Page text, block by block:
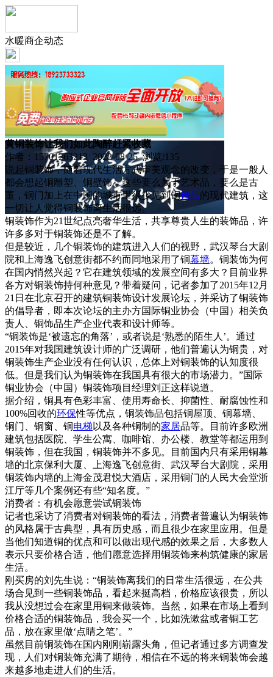
水暖商企动态
黄铜装饰让我们如此陶醉赶紧收藏
作者：15701263213 2022-08-25 浏览:135
说起铜装饰，随着现代生活方式审美观念的改变，于是一般人
都会想起铜雕塑、铜壁饰，这些要么属于艺术品，要么是古
董，铜门加上在中国的城市里很少见到铜饰品的现代建筑，这
一切让人觉得铜装饰离生活很远。
铜装饰作为21世纪点亮奢华生活，共享尊贵人生的装饰品，许
许多多对于铜装饰还是不了解。
但是较近，几个铜装饰的建筑进入人们的视野，武汉琴台大剧
院和上海逸飞创意街都不约而同地采用了铜幕墙。铜装饰为何
在国内悄然兴起？它在建筑领域的发展空间有多大？目前业界
各方对铜装饰持何种意见？带着疑问，记者参加了2015年12月
21日在北京召开的建筑铜装饰设计发展论坛，并采访了铜装饰
的倡导者，即本次论坛的主办方国际铜业协会（中国）相关负
责人、铜饰品生产企业代表和设计师等。
“铜装饰是‘被遗忘的角落’，或者说是‘熟悉的陌生人’。通过
2015年对我国建筑设计师的广泛调研，他们普遍认为铜贵，对
铜装饰生产企业没有任何认识，总体上对铜装饰的认知度很
低。但是我们认为铜装饰在我国具有很大的市场潜力。”国际
铜业协会（中国）铜装饰项目经理刘正这样说道。
据介绍，铜具有色彩丰富、使用寿命长、抑菌性、耐腐蚀性和
100%回收的环保性等优点，铜装饰品包括铜屋顶、铜幕墙、
铜门、铜窗、铜电梯以及各种铜制的家居品等。目前许多欧洲
建筑包括医院、学生公寓、咖啡馆、办公楼、教堂等都运用到
铜装饰，但在我国，铜装饰并不多见。目前国内只有采用铜幕
墙的北京保利大厦、上海逸飞创意街、武汉琴台大剧院，采用
铜装饰内墙的上海金茂君悦大酒店，采用铜门的人民大会堂浙
江厅等几个案例还有些“知名度。”
消费者：有机会愿意尝试铜装饰
记者也采访了消费者对铜装饰的看法，消费者普遍认为铜装饰
的风格属于古典型，具有历史感，而且很少在家里应用。但是
当他们知道铜的优点和可以做出现代感的效果之后，大多数人
表示只要价格合适，他们愿意选择用铜装饰来构筑健康的家居
生活。
刚买房的刘先生说：“铜装饰离我们的日常生活很远，在公共
场合见到一些铜装饰品，看起来挺高档，价格应该很贵，所以
我从没想过会在家里用铜来做装饰。当然，如果在市场上看到
价格合适的铜装饰品，我会买一个，比如洗漱盆或者铜工艺
品，放在家里做‘点睛之笔’。”
虽然目前铜装饰在国内刚刚崭露头角，但记者通过多方调查发
现，人们对铜装饰充满了期待，相信在不远的将来铜装饰会越
来越多地走进人们的生活。